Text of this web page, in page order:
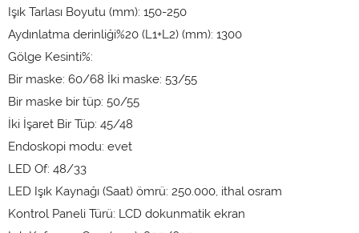
Işık Tarlası Boyutu (mm): 150-250
Aydınlatma derinliği%20 (L1+L2) (mm): 1300
Gölge Kesinti%:
Bir maske: 60/68 İki maske: 53/55
Bir maske bir tüp: 50/55
İki İşaret Bir Tüp: 45/48
Endoskopi modu: evet
LED Of: 48/33
LED Işık Kaynağı (Saat) ömrü: 250.000, ithal osram
Kontrol Paneli Türü: LCD dokunmatik ekran